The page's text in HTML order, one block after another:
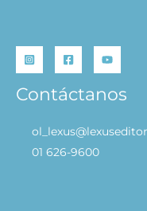
Contáctanos
01 626-9600